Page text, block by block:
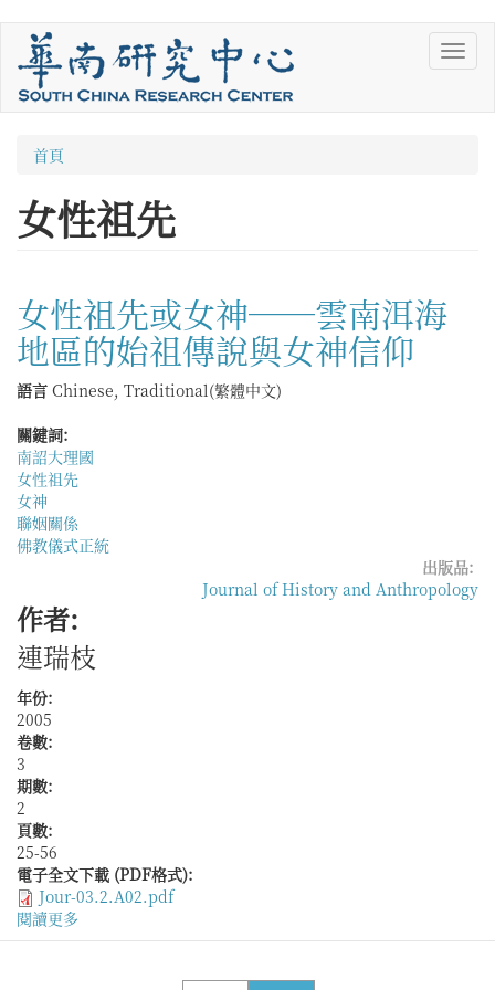
您
在
這
首頁
女性祖先
女性祖先或女神──雲南洱海
地區的始祖傳說與女神信仰
語言 Chinese, Traditional(繁體中文)
關鍵詞:
南詔大理國
女性祖先
女神
聯姻關係
佛教儀式正統
出版品:
Journal of History and Anthropology
作者:
連瑞枝
年份:
2005
卷數:
3
期數:
2
頁數:
25-56
電子全文下載 (PDF格式):
Jour-03.2.A02.pdf
閱讀更多
於